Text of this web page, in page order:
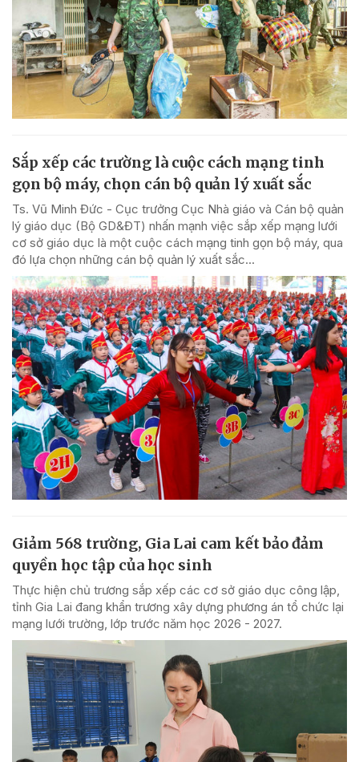
Sắp xếp các trường là cuộc cách mạng tinh
gọn bộ máy, chọn cán bộ quản lý xuất sắc
Ts. Vũ Minh Đức - Cục trưởng Cục Nhà giáo và Cán bộ quản
lý giáo dục (Bộ GD&ĐT) nhấn mạnh việc sắp xếp mạng lưới
cơ sở giáo dục là một cuộc cách mạng tinh gọn bộ máy, qua
đó lựa chọn những cán bộ quản lý xuất sắc...
Giảm 568 trường, Gia Lai cam kết bảo đảm
quyền học tập của học sinh
Thực hiện chủ trương sắp xếp các cơ sở giáo dục công lập,
tỉnh Gia Lai đang khẩn trương xây dựng phương án tổ chức lại
mạng lưới trường, lớp trước năm học 2026 - 2027.